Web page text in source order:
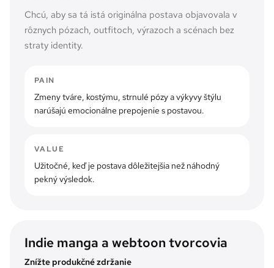
Chcú, aby sa tá istá originálna postava objavovala v
rôznych pózach, outfitoch, výrazoch a scénach bez
straty identity.
PAIN
Zmeny tváre, kostýmu, strnulé pózy a výkyvy štýlu
narúšajú emocionálne prepojenie s postavou.
VALUE
Užitočné, keď je postava dôležitejšia než náhodný
pekný výsledok.
Indie manga a webtoon tvorcovia
Znížte produkčné zdržanie